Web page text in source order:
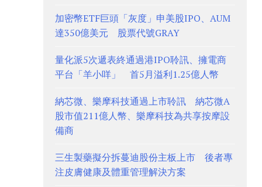
加密幣ETF巨頭「灰度」申美股IPO、AUM
達350億美元 股票代號GRAY
量化派5次遞表終通過港IPO聆訊、擁電商
平台「羊小咩」 首5月溢利1.25億人幣
納芯微、樂摩科技通過上市聆訊 納芯微A
股市值211億人幣、樂摩科技為共享按摩設
備商
三生製藥擬分拆蔓迪股份主板上市 後者專
注皮膚健康及體重管理解決方案